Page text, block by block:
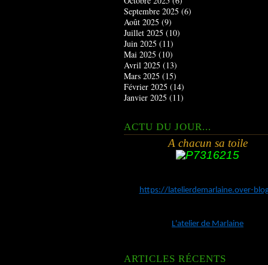
Septembre 2025 (6)
Août 2025 (9)
Juillet 2025 (10)
Juin 2025 (11)
Mai 2025 (10)
Avril 2025 (13)
Mars 2025 (15)
Février 2025 (14)
Janvier 2025 (11)
ACTU DU JOUR...
A chacun sa toile
https://latelierdemarlaine.over-
L'atelier de Marlaine
ARTICLES RÉCENTS